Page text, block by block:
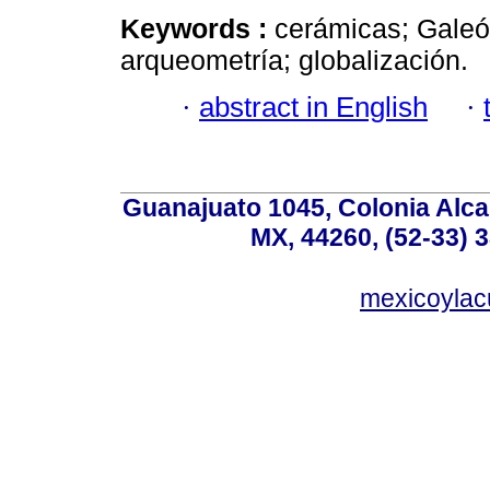
Keywords : cerámicas;
arqueometría; globalización.
· abstract in English ·
Guanajuato 1045, Colonia
MX, 44260, (52-33)